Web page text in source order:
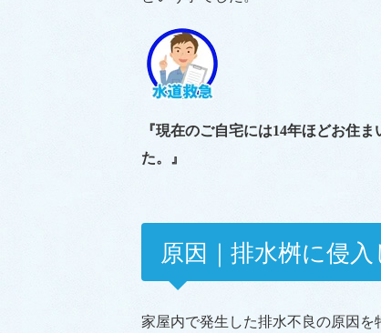
『現在のご自宅には14年ほどお住
た。』
原因｜排水桝に侵
家屋内で発生した排水不良の原因